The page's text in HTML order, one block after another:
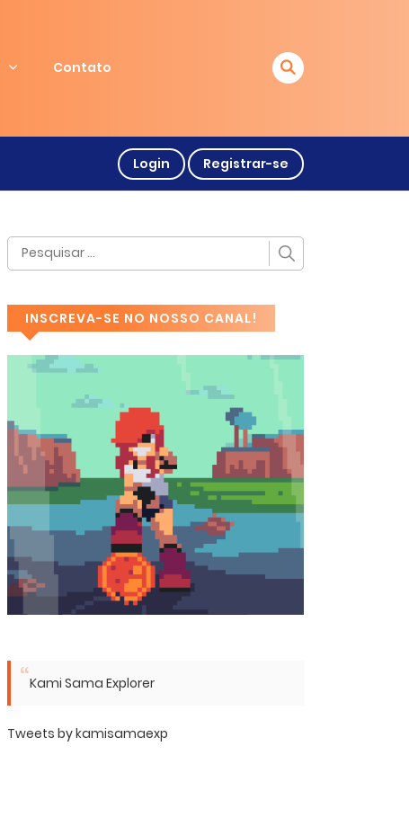
Contato
Login Registrar-se
INSCREVA-SE NO NOSSO CANAL!
Kami Sama Explorer
Tweets by kamisamaexp